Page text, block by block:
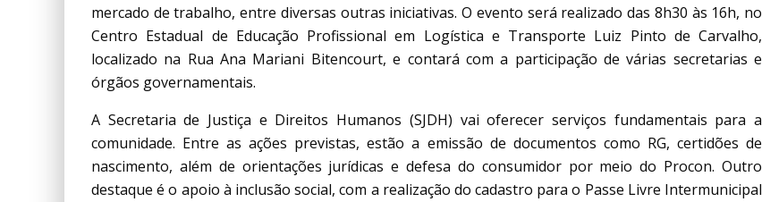
mercado de trabalho, entre diversas outras iniciativas. O evento será realizado das 8h30 às 16h, no
Centro Estadual de Educação Profissional em Logística e Transporte Luiz Pinto de Carvalho,
localizado na Rua Ana Mariani Bitencourt, e contará com a participação de várias secretarias e
órgãos governamentais.
A Secretaria de Justiça e Direitos Humanos (SJDH) vai oferecer serviços fundamentais para a
comunidade. Entre as ações previstas, estão a emissão de documentos como RG, certidões de
nascimento, além de orientações jurídicas e defesa do consumidor por meio do Procon. Outro
destaque é o apoio à inclusão social, com a realização do cadastro para o Passe Livre Intermunicipal